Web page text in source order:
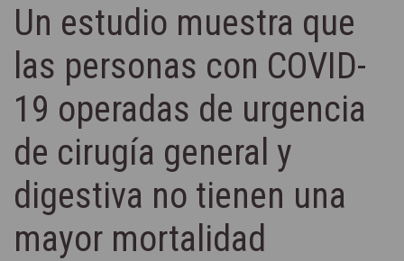
Un estudio muestra que
las personas con COVID-
19 operadas de urgencia
de cirugía general y
digestiva no tienen una
mayor mortalidad